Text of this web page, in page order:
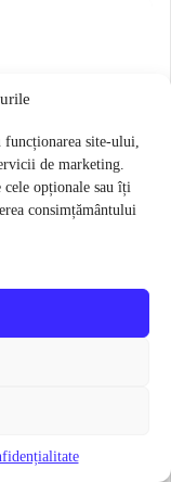
site-ului,
de marketing.
opționale sau îți
consimțământului
XL Negru